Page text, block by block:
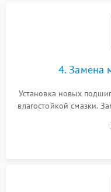
4. Замена
Установка новых
влагостойкой смазки.
или